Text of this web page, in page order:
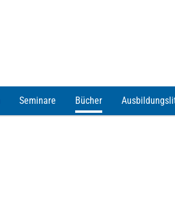
Seminare Bücher